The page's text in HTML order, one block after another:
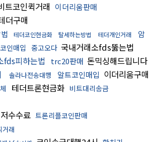
트코인퀵거래 이더리움판매
더구매
테더코인현금화 탈세하는방법 테더개인거래
암
인매입 중고오다 국내거래소fds뚫는법
fds피하는법 trc20판매 돈믹싱해드립니다
솔라나전송대행 알트코인매입 이더리움구매
테더트론현금화 비트대리송금
수수료 트론리플코인판매
거래